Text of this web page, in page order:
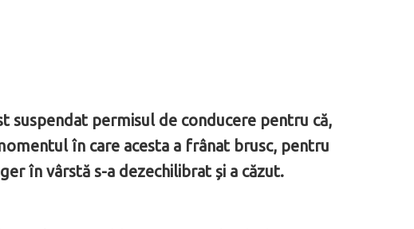
suspendat permisul de conducere pentru că,
în care acesta a frânat brusc, pentru
în vârstă s-a dezechilibrat și a căzut.